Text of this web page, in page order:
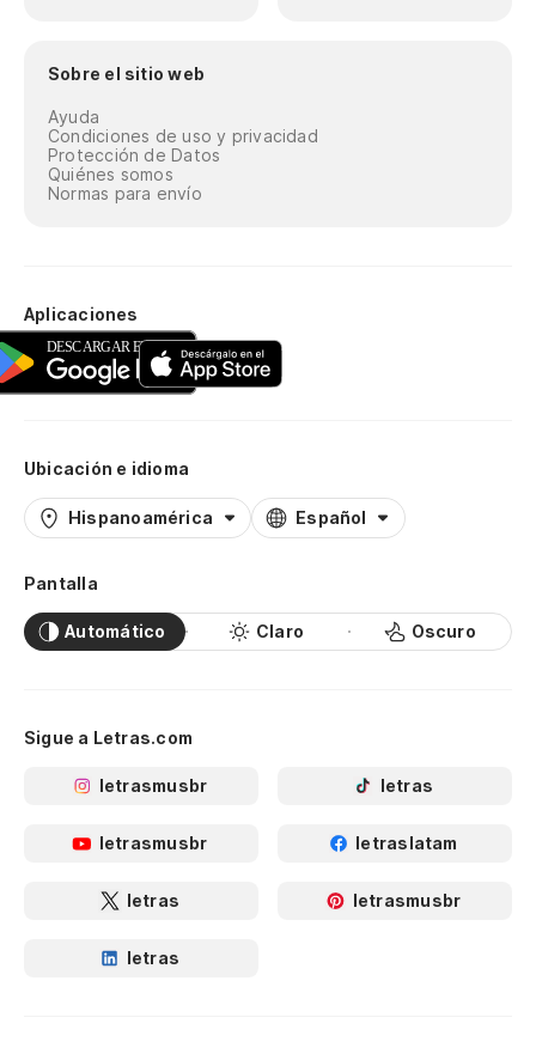
Sobre el sitio web
Ayuda
Condiciones de uso y privacidad
Protección de Datos
Quiénes somos
Normas para envío
Aplicaciones
Ubicación e idioma
Hispanoamérica Español
Pantalla
Automático Claro Oscuro
Sigue a Letras.com
letrasmusbr letras
letrasmusbr letraslatam
letras letrasmusbr
letras